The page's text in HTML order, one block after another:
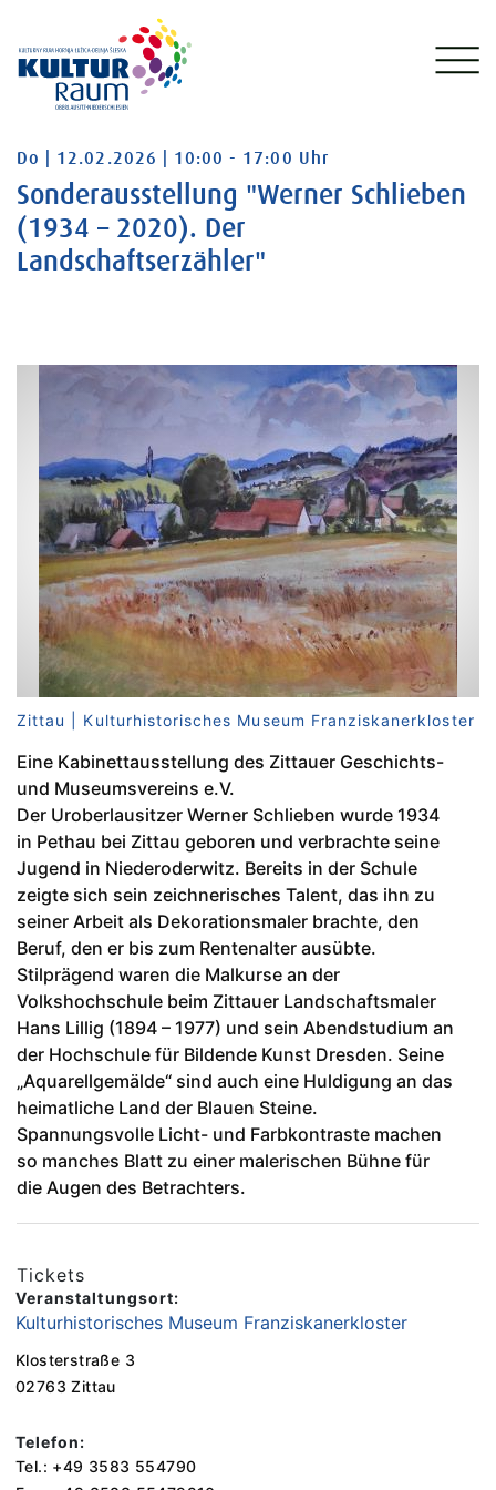
Donnerstag 12.02.2026 10:00 - 17:00 Uhr
Do | 12.02.2026 | 10:00 - 17:00 Uhr
Sonderausstellung "Werner Schlieben
(1934 – 2020). Der
Landschaftserzähler"
Zittau | Kulturhistorisches Museum Franziskanerkloster
Eine Kabinettausstellung des Zittauer Geschichts-
und Museumsvereins e.V.
Der Uroberlausitzer Werner Schlieben wurde 1934
in Pethau bei Zittau geboren und verbrachte seine
Jugend in Niederoderwitz. Bereits in der Schule
zeigte sich sein zeichnerisches Talent, das ihn zu
seiner Arbeit als Dekorationsmaler brachte, den
Beruf, den er bis zum Rentenalter ausübte.
Stilprägend waren die Malkurse an der
Volkshochschule beim Zittauer Landschaftsmaler
Hans Lillig (1894 – 1977) und sein Abendstudium an
der Hochschule für Bildende Kunst Dresden. Seine
„Aquarellgemälde“ sind auch eine Huldigung an das
heimatliche Land der Blauen Steine.
Spannungsvolle Licht- und Farbkontraste machen
so manches Blatt zu einer malerischen Bühne für
die Augen des Betrachters.
Tickets
Veranstaltungsort:
Kulturhistorisches Museum Franziskanerkloster
Klosterstraße 3
02763 Zittau
Telefon:
Tel.: +49 3583 554790